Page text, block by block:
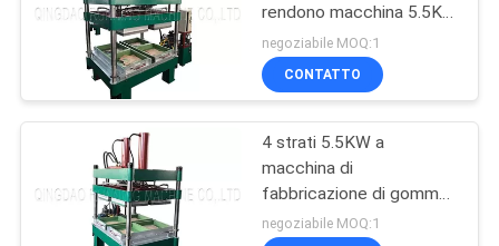
Gomma che cura
macchina
50
rendono macchina 5.5KW
con manutenzione libera
negoziabile MOQ:1
CONTATTO
4 strati 5.5KW a
macchina di
fabbricazione di gomma
SGS di vulcanizzazione
negoziabile MOQ:1